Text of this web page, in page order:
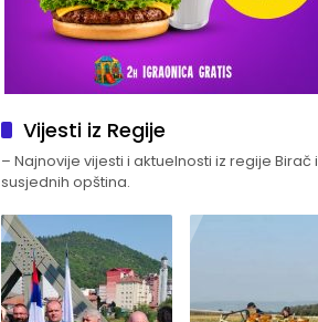
Vijesti iz Regije
– Najnovije vijesti i aktuelnosti iz regije Birač i
susjednih opština.